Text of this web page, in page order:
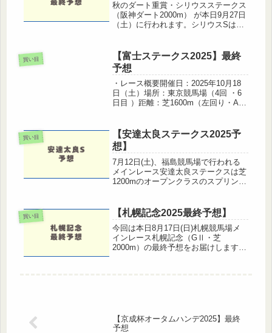
秋のダート重賞・シリウスステークス
（阪神ダート2000m） が本日9月27日
（土）に行われます。シリウスSはハ
を踏まえると「先行力」と「持続力」
が問われる舞台で、人気馬がそ...
買い目
【富士ステークス2025】最終
予想
・レース概要開催日：2025年10月18
日（土）場所：東京競馬場（4回 ・6
日目 ）距離：芝1600m（左回り・Aコ
（GⅡ） ・過去データから読み取る傾
向過去10年で連対馬...
買い目
【安達太良ステークス2025予
想】
7月12日(土)、福島競馬場で行われる
メインレース安達太良ステークスは芝
1200mのオープンクラスのスプリント
事では、過去の傾向や馬場状態を踏ま
えた予想、注目馬、そして穴馬...
買い目 【札幌記念2025最終予想】
今回は本日8月17日(日)札幌競馬場メ
インレース札幌記念（GⅡ・芝
2000m）の最終予想をお届けします。
【京成杯オータムハンデ2025】最終
予想